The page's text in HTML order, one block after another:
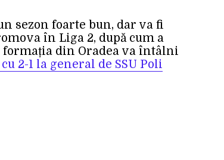
sezon foarte bun, dar va fi
în Liga 2, după cum a
formația din Oradea va întâlni
2-1 la general de SSU Poli